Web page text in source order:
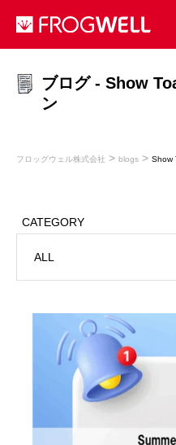
ブログ - Show
ン
フロッグウェル株式会社 > blogs > Show
CATEGORY